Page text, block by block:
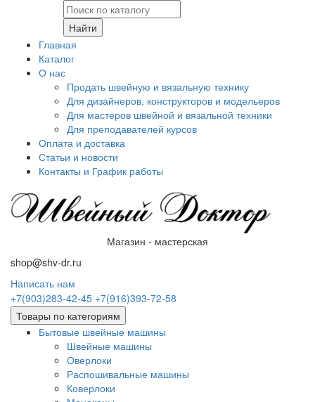
Найти
Главная
Каталог
О нас
Продать швейную и вязальную технику
Для дизайнеров, конструкторов и модельеров
Для мастеров швейной и вязальной техники
Для преподавателей курсов
Оплата и доставка
Статьи и новости
Контакты и График работы
Магазин - мастерская
shop@shv-dr.ru
Написать нам
+7(903)283-42-45 +7(916)393-72-58
Товары по категориям
Бытовые швейные машины
Швейные машины
Оверлоки
Распошивальные машины
Коверлоки